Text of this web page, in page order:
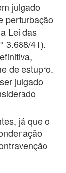
julgado
perturbação
Lei das
3.688/41).
de estupro.
julgado
já que o